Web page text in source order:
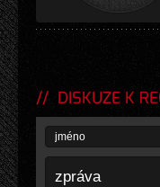
DISKUZE K